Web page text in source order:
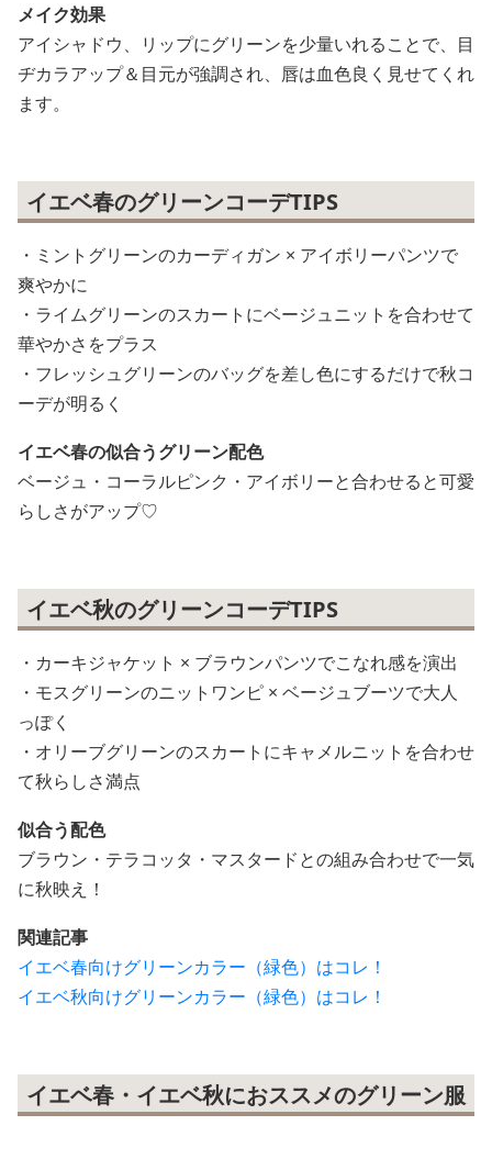
メイク効果
アイシャドウ、リップにグリーンを少量いれることで、目
ヂカラアップ＆目元が強調され、唇は血色良く見せてくれ
ます。
イエベ春のグリーンコーデTIPS
・ミントグリーンのカーディガン × アイボリーパンツで
爽やかに
・ライムグリーンのスカートにベージュニットを合わせて
華やかさをプラス
・フレッシュグリーンのバッグを差し色にするだけで秋コ
ーデが明るく
イエベ春の似合うグリーン配色
ベージュ・コーラルピンク・アイボリーと合わせると可愛
らしさがアップ♡
イエベ秋のグリーンコーデTIPS
・カーキジャケット × ブラウンパンツでこなれ感を演出
・モスグリーンのニットワンピ × ベージュブーツで大人
っぽく
・オリーブグリーンのスカートにキャメルニットを合わせ
て秋らしさ満点
似合う配色
ブラウン・テラコッタ・マスタードとの組み合わせで一気
に秋映え！
関連記事
イエベ春向けグリーンカラー（緑色）はコレ！
イエベ秋向けグリーンカラー（緑色）はコレ！
イエベ春・イエベ秋におススメのグリーン服